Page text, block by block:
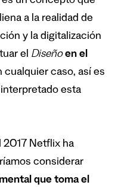
a la realidad de
y la digitalización
el Diseñoen el
cualquier caso, así es
esta
2017 Netflix ha
considerar
que toma el